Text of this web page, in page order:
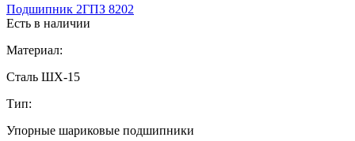
Подшипник 2ГПЗ 8202
Есть в наличии
Материал:
Сталь ШХ‑15
Тип:
Упорные шариковые подшипники